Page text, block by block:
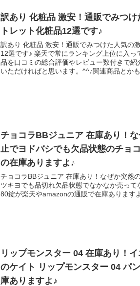
訳あり 化粧品 激安！通販でみつ
トレット化粧品12選です♪
訳あり 化粧品 激安！通販でみつけた人気の
12選です♪ 楽天で常にランキング上位に入っ
品を口コミの総合評価やレビュー数付きで紹
いただければと思います。^^♪関連商品とか
チョコラBBジュニア 在庫あり！
止でヨドバシでも欠品状態のチョ
の在庫ありますよ♪
チョコラBBジュニア 在庫あり！なぜか突然
ツキヨでも品切れ欠品状態でなかなか売って
80錠が楽天やamazonの通販で在庫あります
リップモンスター 04 在庫あり！
のケイト リップモンスター 04 パ
庫ありますよ♪